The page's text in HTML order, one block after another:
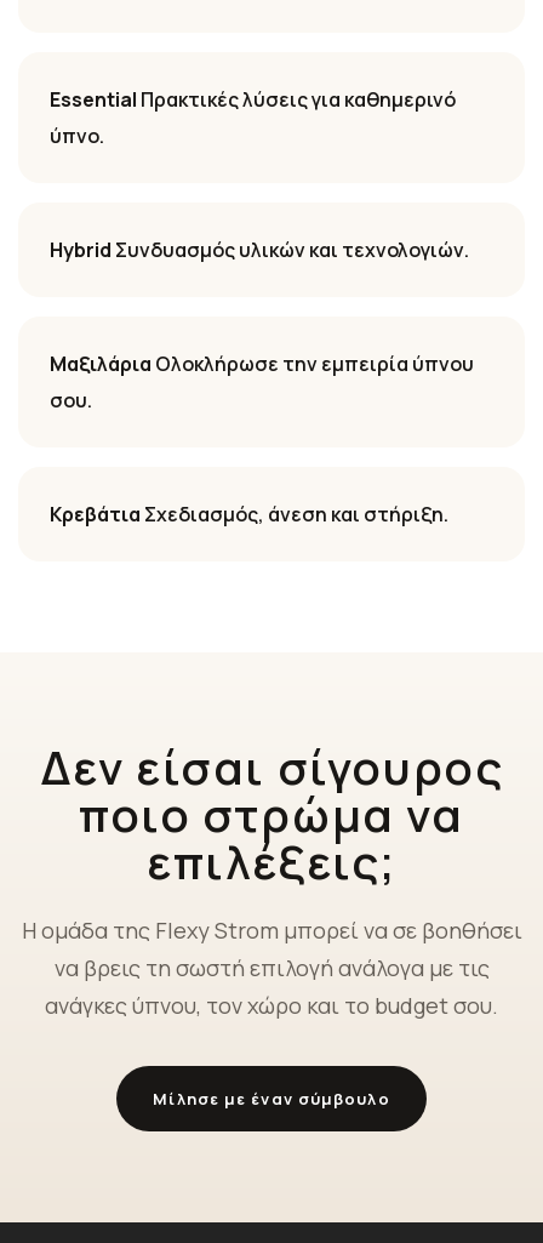
Essential Πρακτικές λύσεις για καθημερινό
ύπνο.
Hybrid Συνδυασμός υλικών και τεχνολογιών.
Μαξιλάρια Ολοκλήρωσε την εμπειρία ύπνου
σου.
Κρεβάτια Σχεδιασμός, άνεση και στήριξη.
Δεν είσαι σίγουρος
ποιο στρώμα να
επιλέξεις;
Η ομάδα της Flexy Strom μπορεί να σε βοηθήσει
να βρεις τη σωστή επιλογή ανάλογα με τις
ανάγκες ύπνου, τον χώρο και το budget σου.
Μίλησε με έναν σύμβουλο